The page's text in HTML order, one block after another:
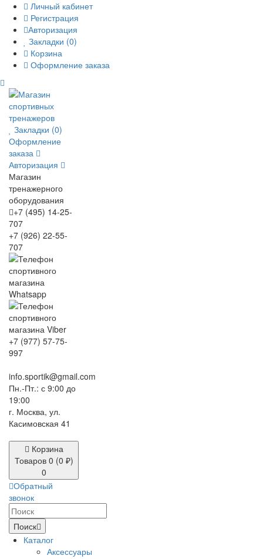
Личный кабинет
Регистрация
Авторизация
Закладки (0)
Корзина
Оформление заказа
Закладки (0)
Оформление
заказа
Авторизация
Магазин
тренажерного
оборудования
+7 (495) 14-25-
707
+7 (926) 22-55-
707
+7 (977) 57-75-
997
info.sportik@gmail.com
Пн.-Пт.: с 9:00 до
19:00
г. Москва, ул.
Касимовская 41
Корзина
Товаров 0 (0 ₽)
0
Обратный
звонок
Поиск
Каталог
Аксессуары